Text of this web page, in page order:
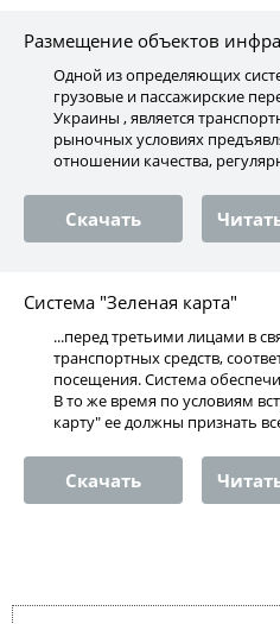
Размещение объектов
Одной из определяющих
грузовые и пассажирские
Украины , является
рыночных условиях
отношении качества,
Скачать
Система "Зеленая карта"
...перед третьими лицами в
транспортных средств,
посещения. Система
В то же время по условиям
карту" ее должны признать
Скачать